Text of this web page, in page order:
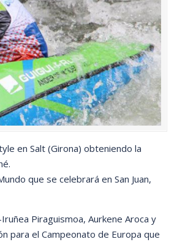
en Salt (Girona) obteniendo la
que se celebrará en San Juan,
Piraguismoa, Aurkene Aroca y
para el Campeonato de Europa que